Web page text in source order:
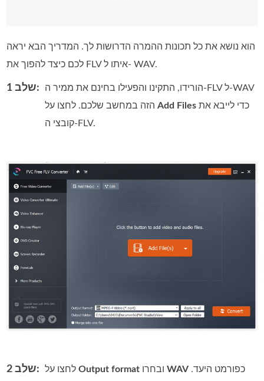
הוא נושא את כל תכונות ההמרה הדרושות לך. המדריך הבא יראה
לכם כיצד להפוך את FLV איתו ל- WAV.
שלב 1:
הורידו, התקינו והפעילו בחינם את ממיר ה‑FLV ל‑WAV
הזה במחשב שלכם. לחצו עלAdd Files כדי לייבא את
קובצי ה‑FLV.
שלב 2: לחצו עלOutput format ובחרוWAV